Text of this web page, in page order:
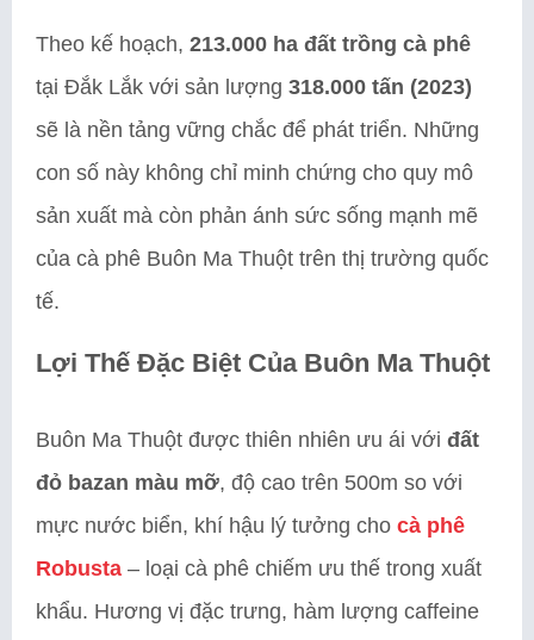
Theo kế hoạch, 213.000 ha đất trồng cà phê
tại Đắk Lắk với sản lượng 318.000 tấn (2023)
sẽ là nền tảng vững chắc để phát triển. Những
con số này không chỉ minh chứng cho quy mô
sản xuất mà còn phản ánh sức sống mạnh mẽ
của cà phê Buôn Ma Thuột trên thị trường quốc
tế.
Lợi Thế Đặc Biệt Của Buôn Ma Thuột
Buôn Ma Thuột được thiên nhiên ưu ái với đất
đỏ bazan màu mỡ, độ cao trên 500m so với
mực nước biển, khí hậu lý tưởng cho cà phê
Robusta – loại cà phê chiếm ưu thế trong xuất
khẩu. Hương vị đặc trưng, hàm lượng caffeine